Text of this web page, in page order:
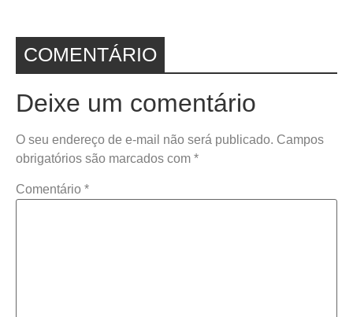
COMENTÁRIO
Deixe um comentário
O seu endereço de e-mail não será publicado. Campos
obrigatórios são marcados com *
Comentário *